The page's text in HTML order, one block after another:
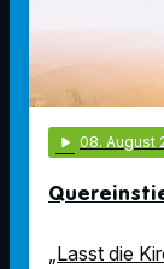
play_arrow 08. August
„Lasst die